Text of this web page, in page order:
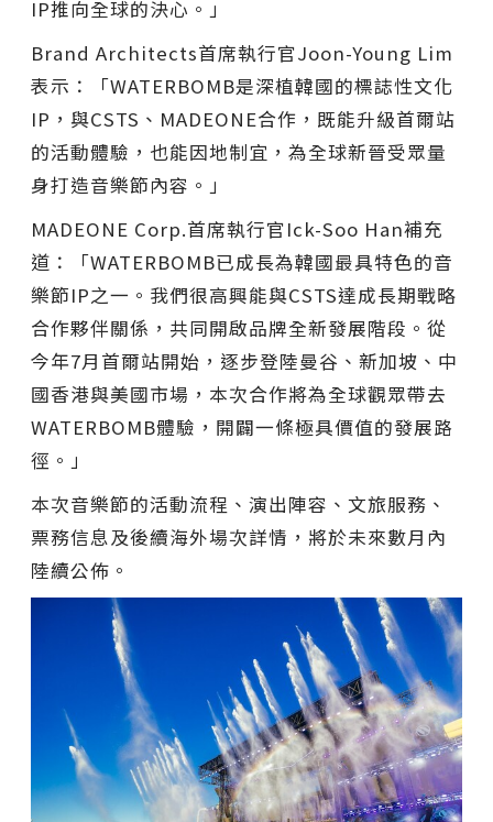
IP推向全球的決心。 」
Brand Architects首席執行官Joon-Young Lim
表示：
「WATERBOMB是深植韓國的標誌性文化
IP，與CSTS、MADEONE合作，既能升級首爾站
的活動體驗，也能因地制宜，為全球新晉受眾量
身打造音樂節內容。 」
MADEONE Corp.首席執行官Ick-Soo Han補充
道：
「WATERBOMB已成長為韓國最具特色的音
樂節IP之一。我們很高興能與CSTS達成長期戰略
合作夥伴關係，共同開啟品牌全新發展階段。從
今年7月首爾站開始，逐步登陸曼谷、新加坡、中
國香港與美國市場，本次合作將為全球觀眾帶去
WATERBOMB體驗，開闢一條極具價值的發展路
徑。 」
本次音樂節的活動流程、演出陣容、文旅服務、
票務信息及後續海外場次詳情，將於未來數月內
陸續公佈。